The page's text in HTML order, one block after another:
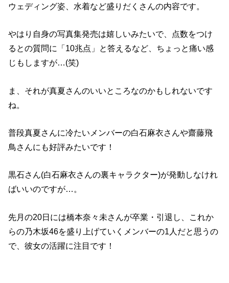
ウェディング姿、水着など盛りだくさんの内容です。
やはり自身の写真集発売は嬉しいみたいで、点数をつけ
るとの質問に「10兆点」と答えるなど、ちょっと痛い感
じもしますが…(笑)
ま、それが真夏さんのいいところなのかもしれないです
ね。
普段真夏さんに冷たいメンバーの白石麻衣さんや齋藤飛
鳥さんにも好評みたいです！
黒石さん(白石麻衣さんの裏キャラクター)が発動しなけれ
ばいいのですが…。
先月の20日には橋本奈々未さんが卒業・引退し、これか
らの乃木坂46を盛り上げていくメンバーの1人だと思うの
で、彼女の活躍に注目です！